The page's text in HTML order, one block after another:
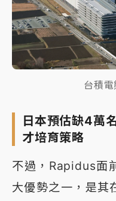
台積
日本預估缺4萬
才培育策略
不過，Rapidus面
大優勢之一，是其